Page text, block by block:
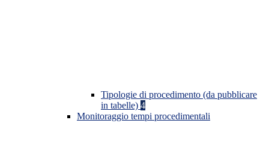
Tipologie di procedimento (da pubblicare
in tabelle) 4
Monitoraggio tempi procedimentali